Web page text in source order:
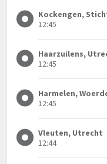
Kockengen,
12:45
Haarzuilens,
12:45
Harmelen,
12:45
Vleuten, Utrecht
12:44